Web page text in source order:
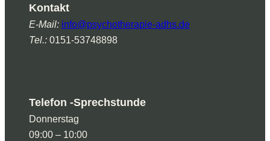
Kontakt
E-Mail: info@psychotherapie-adhs.de
Tel.: 0151-53748898
Telefon -Sprechstunde
Donnerstag
09:00 – 10:00